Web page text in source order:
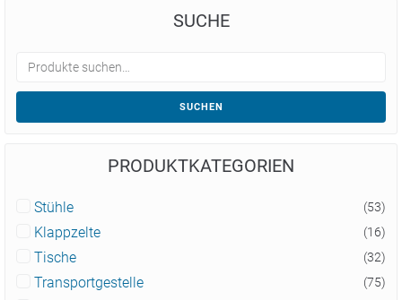
SUCHE
SUCHEN
PRODUKTKATEGORIEN
Stühle (53)
Klappzelte (16)
Tische (32)
Transportgestelle (75)